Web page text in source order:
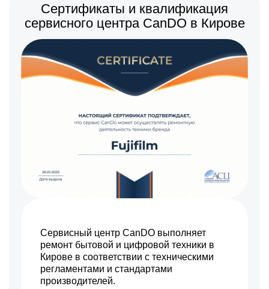
Сертификаты и квалификация
сервисного центра CanDO в Кирове
Сервисный центр CanDO выполняет
ремонт бытовой и цифровой техники в
Кирове в соответствии с техническими
регламентами и стандартами
производителей.